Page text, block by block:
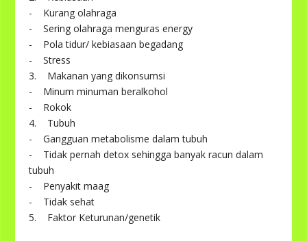
- Kurang olahraga
- Sering olahraga menguras energy
- Pola tidur/ kebiasaan begadang
- Stress
3. Makanan yang dikonsumsi
- Minum minuman beralkohol
- Rokok
4. Tubuh
- Gangguan metabolisme dalam tubuh
- Tidak pernah detox sehingga banyak racun dalam
tubuh
- Penyakit maag
- Tidak sehat
5. Faktor Keturunan/genetik